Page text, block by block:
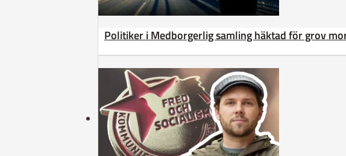
Politiker i Medborgerlig samling häktad för grov